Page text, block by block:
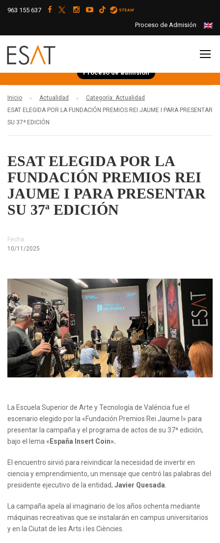
Proceso de admisión
963 155 637
Proceso de Admisión
Inicio Actualidad
Categoría: Actualidad
ESAT ELEGIDA POR LA FUNDACIÓN PREMIOS REI JAUME I PARA PRESENTAR
SU 37ª EDICIÓN
ESAT ELEGIDA POR LA
FUNDACIÓN PREMIOS REI
JAUME I PARA PRESENTAR
SU 37ª EDICIÓN
Fecha
10/11/2025
La Escuela Superior de Arte y Tecnología de Valéncia fue el
escenario elegido por la «Fundación Premios Rei Jaume I» para
presentar la campaña y el programa de actos de su 37ª edición,
bajo el lema « España Insert Coin».
El encuentro sirvió para reivindicar la necesidad de invertir en
ciencia y emprendimiento, un mensaje que centró las palabras del
presidente ejecutivo de la entidad, Javier Quesada
La campaña apela al imaginario de los años ochenta mediante
máquinas recreativas que se instalarán en campus universitarios
y en la Ciutat de les Arts i les Ciències.